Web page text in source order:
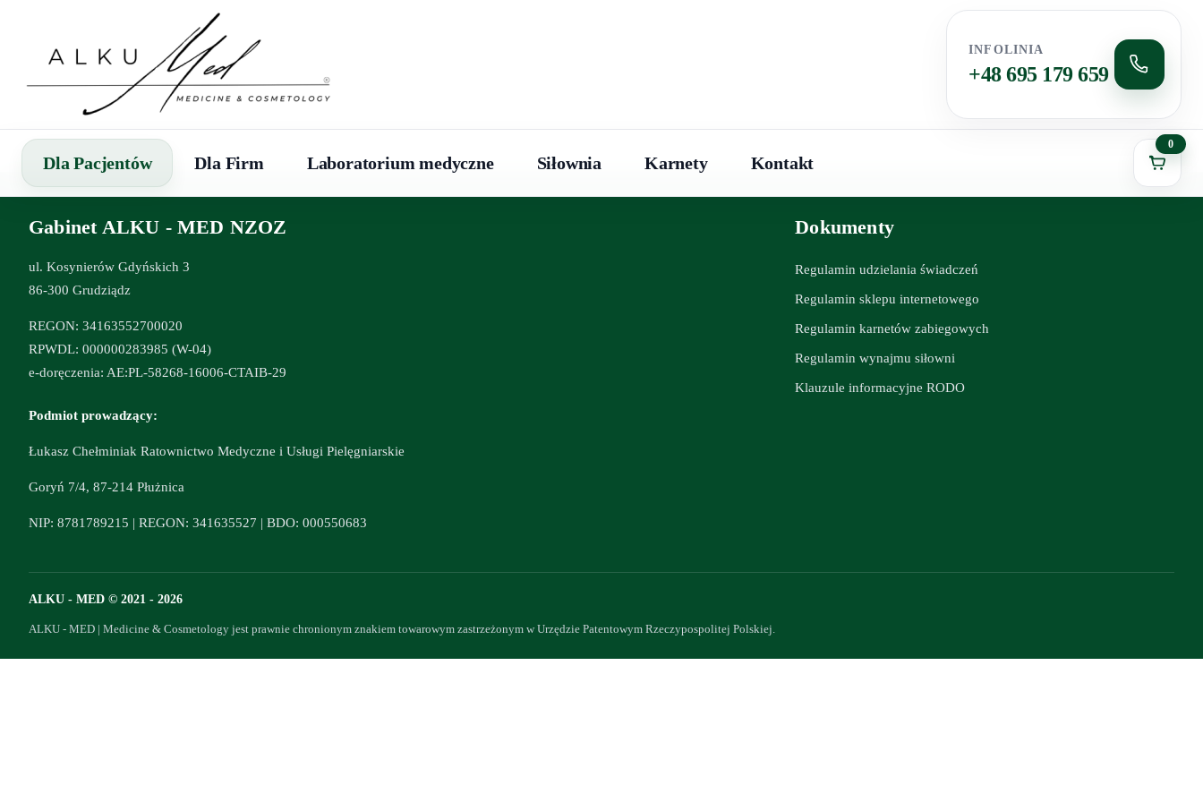
INFOLINIA
+48 695 179 659
Dla Pacjentów Dla Firm Laboratorium medyczne Siłownia Karnety Kontakt
0
Gabinet ALKU - MED NZOZ
ul. Kosynierów Gdyńskich 3
86-300 Grudziądz
REGON: 34163552700020
RPWDL: 000000283985 (W-04)
e-doręczenia: AE:PL-58268-16006-CTAIB-29
Podmiot prowadzący:
Łukasz Chełminiak Ratownictwo Medyczne i Usługi Pielęgniarskie
Goryń 7/4, 87-214 Płużnica
NIP: 8781789215 | REGON: 341635527 | BDO: 000550683
Dokumenty
Regulamin udzielania świadczeń
Regulamin sklepu internetowego
Regulamin karnetów zabiegowych
Regulamin wynajmu siłowni
Klauzule informacyjne RODO
ALKU - MED © 2021 - 2026
ALKU - MED | Medicine & Cosmetology jest prawnie chronionym znakiem towarowym zastrzeżonym w Urzędzie Patentowym Rzeczypospolitej Polskiej.